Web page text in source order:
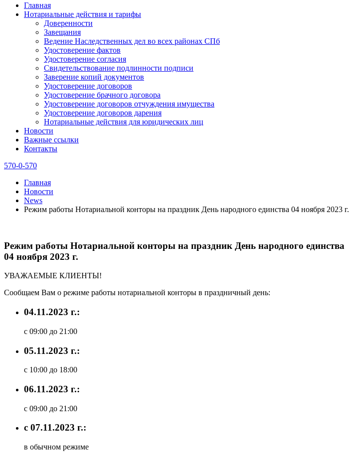
Главная
Нотариальные действия и тарифы
Доверенности
Завещания
Ведение Наследственных дел во всех районах СПб
Удостоверение фактов
Удостоверение согласия
Свидетельствование подлинности подписи
Заверение копий документов
Удостоверение договоров
Удостоверение брачного договора
Удостоверение договоров отчуждения имущества
Удостоверение договоров дарения
Нотариальные действия для юридических лиц
Новости
Важные ссылки
Контакты
570-0-570
Главная
Новости
News
Режим работы Нотариальной конторы на праздник День народного единства 04 ноября 2023 г.
Режим работы Нотариальной конторы на праздник День народного единства
04 ноября 2023 г.
УВАЖАЕМЫЕ КЛИЕНТЫ!
Сообщаем Вам о режиме работы нотариальной конторы в праздничный день:
04.11.2023 г.:
с 09:00 до 21:00
05.11.2023 г.:
с 10:00 до 18:00
06.11.2023 г.:
с 09:00 до 21:00
с 07.11.2023 г.:
в обычном режиме